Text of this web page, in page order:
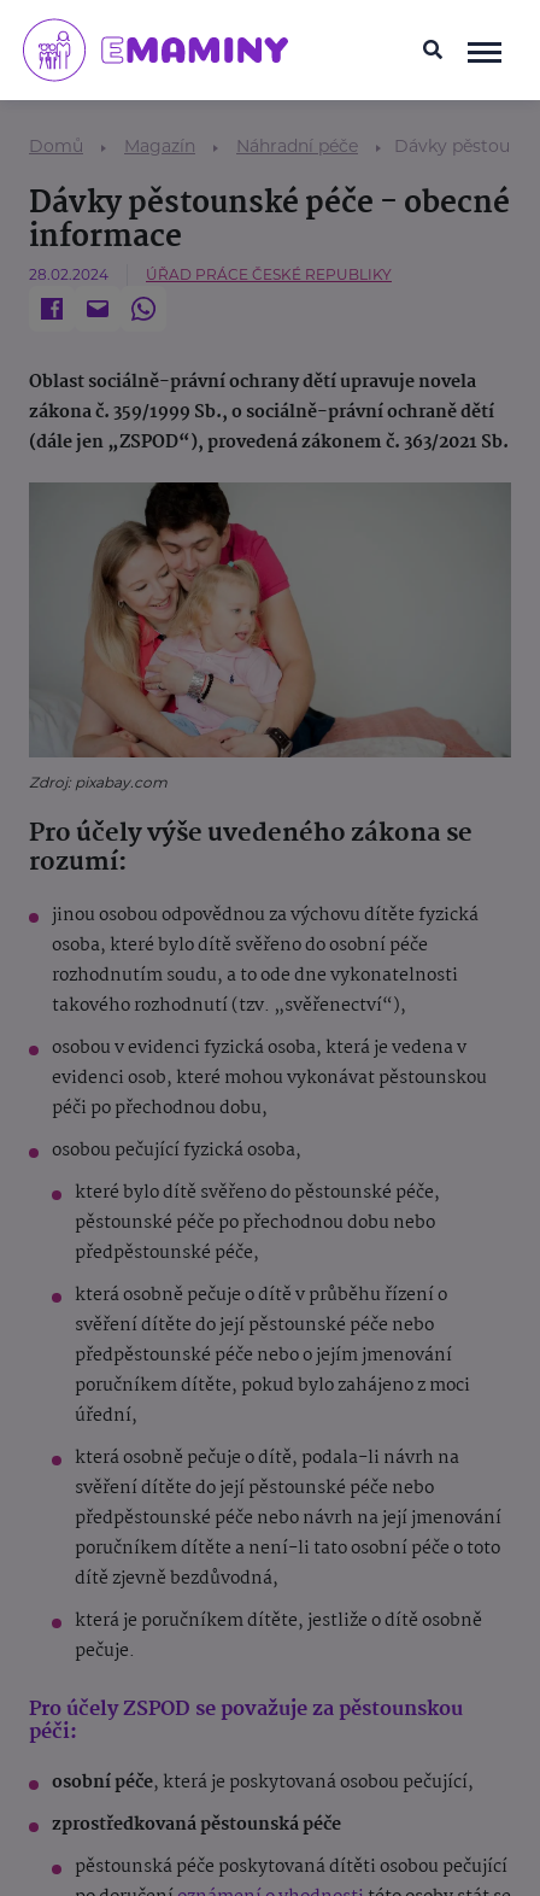
Domů Magazín Náhradní péče Dávky
Dávky pěstounské péče - obecné
informace
28.02.2024 ÚŘAD PRÁCE ČESKÉ REPUBLIKY
Oblast sociálně-právní ochrany dětí upravuje novela
zákona č. 359/1999 Sb., o sociálně-právní ochraně dětí
(dále jen „ZSPOD“), provedená zákonem č. 363/2021 Sb.
Zdroj: pixabay.com
Pro účely výše uvedeného zákona se
rozumí:
jinou osobou odpovědnou za výchovu dítěte fyzická
osoba, které bylo dítě svěřeno do osobní péče
rozhodnutím soudu, a to ode dne vykonatelnosti
takového rozhodnutí (tzv. „svěřenectví“),
osobou v evidenci fyzická osoba, která je vedena v
evidenci osob, které mohou vykonávat pěstounskou
péči po přechodnou dobu,
osobou pečující fyzická osoba,
které bylo dítě svěřeno do pěstounské péče,
pěstounské péče po přechodnou dobu nebo
předpěstounské péče,
která osobně pečuje o dítě v průběhu řízení o
svěření dítěte do její pěstounské péče nebo
předpěstounské péče nebo o jejím jmenování
poručníkem dítěte, pokud bylo zahájeno z moci
úřední,
která osobně pečuje o dítě, podala-li návrh na
svěření dítěte do její pěstounské péče nebo
předpěstounské péče nebo návrh na její jmenování
poručníkem dítěte a není-li tato osobní péče o toto
dítě zjevně bezdůvodná,
která je poručníkem dítěte, jestliže o dítě osobně
pečuje.
Pro účely ZSPOD se považuje za pěstounskou
péči:
osobní péče, která je poskytovaná osobou pečující,
zprostředkovaná pěstounská péče
pěstounská péče poskytovaná dítěti osobou pečující